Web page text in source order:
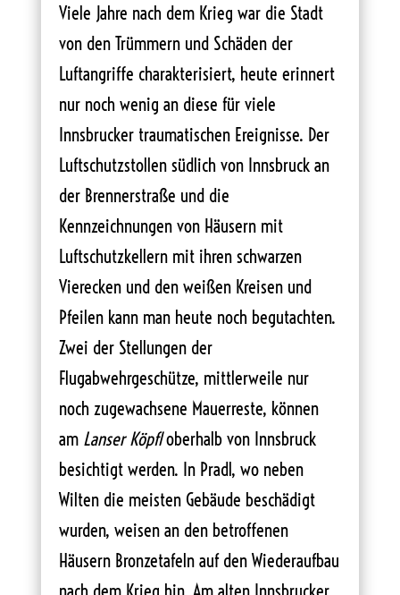
Viele Jahre nach dem Krieg war die Stadt
von den Trümmern und Schäden der
Luftangriffe charakterisiert, heute erinnert
nur noch wenig an diese für viele
Innsbrucker traumatischen Ereignisse. Der
Luftschutzstollen südlich von Innsbruck an
der Brennerstraße und die
Kennzeichnungen von Häusern mit
Luftschutzkellern mit ihren schwarzen
Vierecken und den weißen Kreisen und
Pfeilen kann man heute noch begutachten.
Zwei der Stellungen der
Flugabwehrgeschütze, mittlerweile nur
noch zugewachsene Mauerreste, können
am Lanser Köpfloberhalb von Innsbruck
besichtigt werden. In Pradl, wo neben
Wilten die meisten Gebäude beschädigt
wurden, weisen an den betroffenen
Häusern Bronzetafeln auf den Wiederaufbau